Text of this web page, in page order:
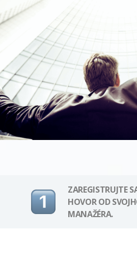
ZAREGISTRUJTE
HOVOR OD
MANAŽÉRA.